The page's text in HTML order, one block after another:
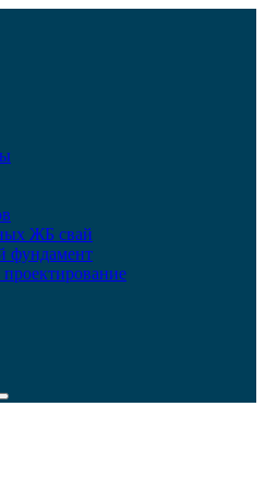
ЖБ свай
фундамент